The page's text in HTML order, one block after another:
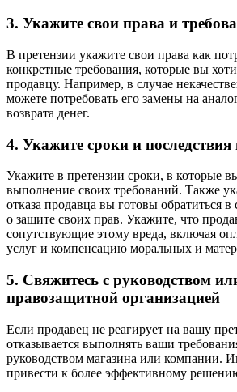
3. Укажите свои права и
В претензии укажите свои права как
конкретные требования, которые вы
продавцу. Например, в случае
можете потребовать его замены на
возврата денег.
4. Укажите сроки и последствия
Укажите в претензии сроки, в которые
выполнение своих требований. Также
отказа продавца вы готовы обратиться в
о защите своих прав. Укажите, что
сопутствующие этому вреда, включая
услуг и компенсацию моральных и
5. Свяжитесь с руководством
правозащитной организацией
Если продавец не реагирует на вашу
отказывается выполнять ваши
руководством магазина или компании.
привести к более эффективному